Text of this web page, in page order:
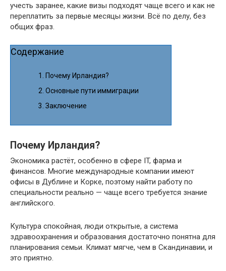
учесть заранее, какие визы подходят чаще всего и как не
переплатить за первые месяцы жизни. Всё по делу, без
общих фраз.
Содержание
Почему Ирландия?
Основные пути иммиграции
Заключение
Почему Ирландия?
Экономика растёт, особенно в сфере IT, фарма и
финансов. Многие международные компании имеют
офисы в Дублине и Корке, поэтому найти работу по
специальности реально — чаще всего требуется знание
английского.
Культура спокойная, люди открытые, а система
здравоохранения и образования достаточно понятна для
планирования семьи. Климат мягче, чем в Скандинавии, и
это приятно.